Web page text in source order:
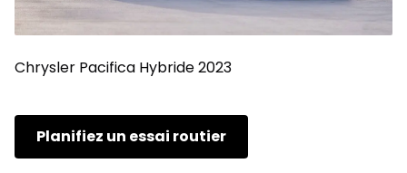
Chrysler Pacifica Hybride 2023
Planifiez un essai routier